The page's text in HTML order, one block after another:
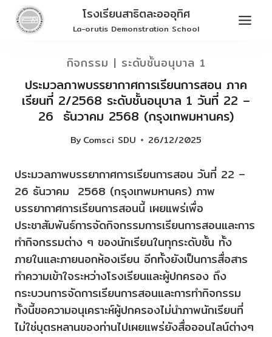
Skip
โรงเรียนสาธิตละอออุทิศ
La-orutis Demonstration School
กิจกรรม | ระดับชั้นอนุบาล 1
ประมวลภาพบรรยากาศการเรียนการสอน ภาค
เรียนที่ 2/2568 ระดับชั้นอนุบาล 1 วันที่ 22 –
26 ธันวาคม 2568 (กรุงเทพมหานคร)
ByComsci SDU 26/12/2025
ประมวลภาพบรรยากาศการเรียนการสอน วันที่ 22 –
26 ธันวาคม 2568 (กรุงเทพมหานคร) ภาพ
บรรยากาศการเรียนการสอนนี้ เผยแพร่เพื่อ
ประชาสัมพันธ์การจัดกิจกรรมการเรียนการสอนและการ
ทำกิจกรรมต่าง ๆ ของนักเรียนในทุกระดับชั้น ทั้ง
ภายในและภายนอกห้องเรียน อีกทั้งยังเป็นการสื่อสาร
ทำความเข้าใจระหว่างโรงเรียนและผู้ปกครอง ถึง
กระบวนการจัดการเรียนการสอนและการทำกิจกรรม
ทั้งนี้ขอความอนุเคราะห์ผู้ปกครองไม่นำภาพนักเรียนที่
ไม่ใช่บุตรหลานของท่านไปเผยแพร่ยังสื่อออนไลน์ต่างๆ